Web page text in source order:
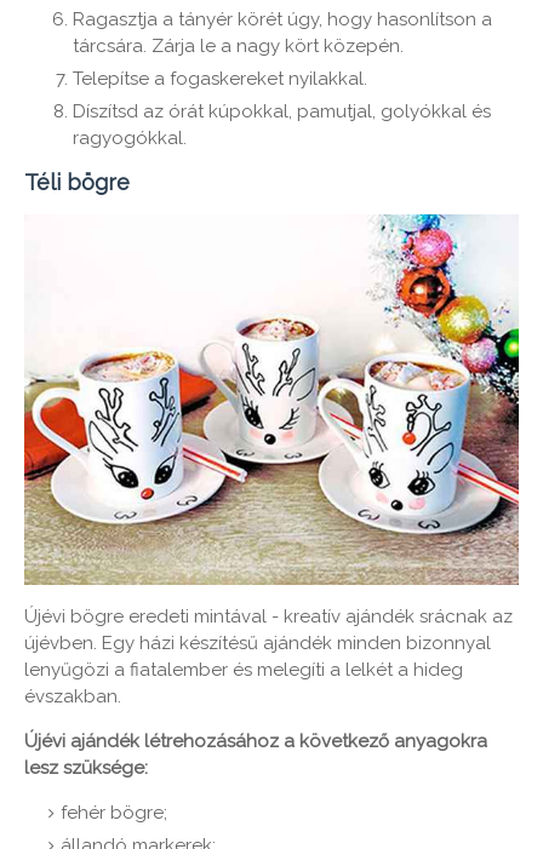
Ragasztja a tányér körét úgy, hogy hasonlítson a
tárcsára. Zárja le a nagy kört közepén.
Telepítse a fogaskereket nyilakkal.
Díszítsd az órát kúpokkal, pamutjal, golyókkal és
ragyogókkal.
Téli bögre
Újévi bögre eredeti mintával - kreatív ajándék srácnak az
újévben. Egy házi készítésű ajándék minden bizonnyal
lenyűgözi a fiatalember és melegíti a lelkét a hideg
évszakban.
Újévi ajándék létrehozásához a következő anyagokra
lesz szüksége:
fehér bögre;